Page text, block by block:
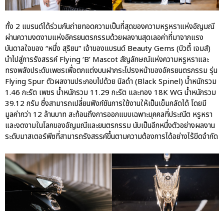
Uncategorized
ทั้ง 2 แบรนด์ได้ร่วมกันถ่ายทอดความเป็นที่สุดของความหรูหราแห่งอัญมณี
ผ่านความงดงามแห่งอัครยนตรกรรมด้วยผลงานสุดเลอค่าที่มาจากแรง
บันดาลใจของ “หนึ่ง สุริยน” เจ้าของแบรนด์ Beauty Gems (บิวตี้ เจมส์)
นำไปสู่การรังสรรค์ Flying ‘B’ Mascot สัญลักษณ์แห่งความหรูหราและ
ทรงพลังประดับเพชรเพื่อตกแต่งบนฝากระโปรงหน้าของอัครยนตรกรรม รุ่น
Flying Spur ตัวผลงานประกอบไปด้วย นิลดำ (Black Spinel) น้ำหนักรวม
1.46 กะรัต เพชร น้ำหนักรวม 11.29 กะรัต และทอง 18K WG น้ำหนักรวม
39.12 กรัม ซึ่งสามารถเปลี่ยนฟังก์ชันการใช้งานให้เป็นเข็มกลัดได้ โดยมี
มูลค่ากว่า 12 ล้านบาท สะท้อนถึงการออกแบบเฉพาะบุคคลที่ประณีต หรูหรา
และงดงามในโลกของอัญมณีและยนตรกรรม นับเป็นอีกหนึ่งตัวอย่างผลงาน
ระดับมาสเตอร์พีซที่สามารถรังสรรค์ขึ้นตามความต้องการได้อย่างไร้ขีดจำกัด